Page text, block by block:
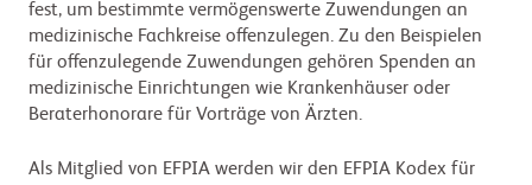
fest, um bestimmte vermögenswerte Zuwendungen an
medizinische Fachkreise offenzulegen. Zu den Beispielen
für offenzulegende Zuwendungen gehören Spenden an
medizinische Einrichtungen wie Krankenhäuser oder
Beraterhonorare für Vorträge von Ärzten.
Als Mitglied von EFPIA werden wir den EFPIA Kodex für